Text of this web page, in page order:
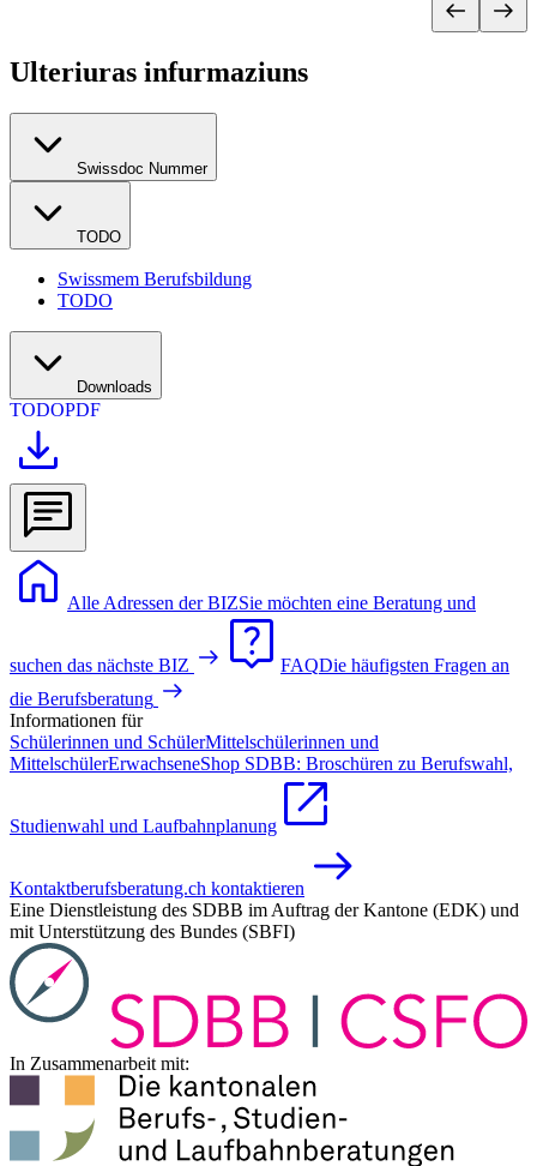
Ulteriuras infurmaziuns
Swissdoc Nummer
TODO
Swissmem Berufsbildung
TODO
Downloads
TODOPDF
Alle Adressen der BIZSie möchten eine Beratung und
suchen das nächste BIZ FAQDie häufigsten Fragen an
die Berufsberatung
Informationen für
Schülerinnen und SchülerMittelschülerinnen und
MittelschülerErwachseneShop SDBB: Broschüren zu Berufswahl,
Studienwahl und Laufbahnplanung
Kontaktberufsberatung.ch kontaktieren
Eine Dienstleistung des SDBB im Auftrag der Kantone (EDK) und
mit Unterstützung des Bundes (SBFI)
In Zusammenarbeit mit: